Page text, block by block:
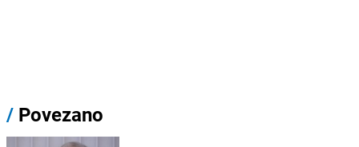
/ Povezano